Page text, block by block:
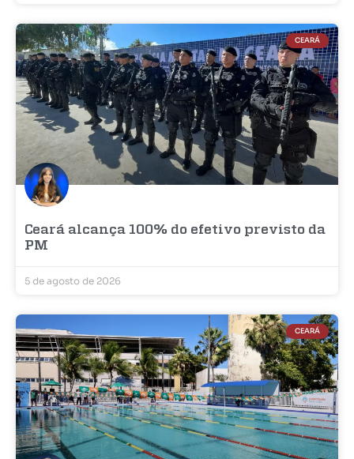
CEARÁ
Ceará alcança 100% do efetivo previsto da
PM
5 de agosto de 2026
CEARÁ